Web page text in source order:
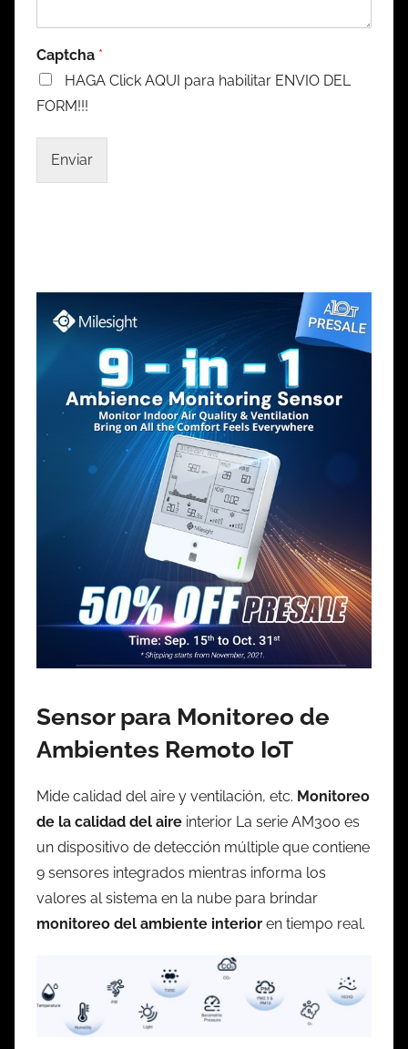
Captcha *
HAGA Click AQUI para habilitar ENVIO DEL
FORM!!!
Enviar
Sensor para Monitoreo de
Ambientes Remoto IoT
Mide calidad del aire y ventilación, etc. Monitoreo
de la calidad del aire interior La serie AM300 es
un dispositivo de detección múltiple que contiene
9 sensores integrados mientras informa los
valores al sistema en la nube para brindar
monitoreo del ambiente interior en tiempo real.